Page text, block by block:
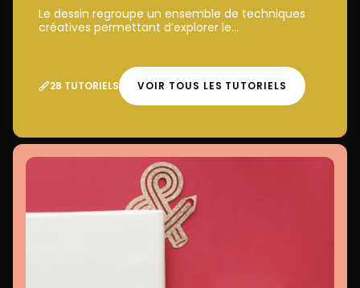
Le dessin regroupe un ensemble de techniques
créatives permettant d’explorer le...
28 TUTORIELS VOIR TOUS LES TUTORIELS